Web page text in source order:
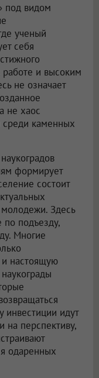
под видом
ученый
себя
и высоким
не означает
не хаос
среди каменных
формирует
состоит
Здесь
подъезду,
Многие
настоящую
инвестиции идут
на перспективу,
одаренных